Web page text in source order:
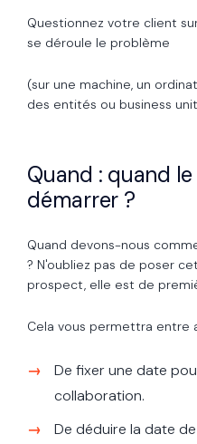
Questionnez votre client
se déroule le problème
(sur une machine, un
des entités ou business
Quand : quand
démarrer ?
Quand devons-nous
? N'oubliez pas de poser
prospect, elle est de
Cela vous permettra entre
De fixer une date
collaboration.
De déduire la date